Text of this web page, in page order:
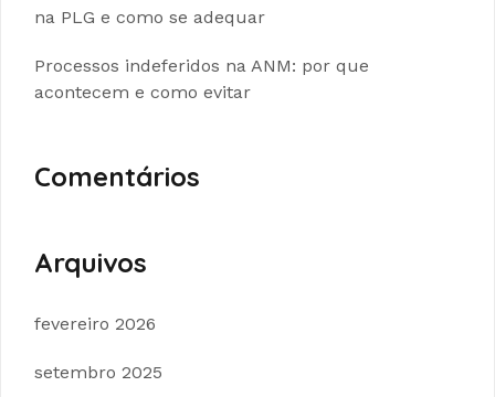
na PLG e como se adequar
Processos indeferidos na ANM: por que
acontecem e como evitar
Comentários
Arquivos
fevereiro 2026
setembro 2025